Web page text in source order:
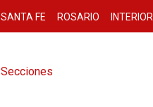
SANTA FE ROSARIO INTERIOR
Secciones